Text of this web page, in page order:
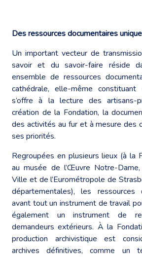
Des ressources documentaires
Un important vecteur de
savoir et du savoir-faire réside
ensemble de ressources
cathédrale, elle-même
s’offre à la lecture des artisans-
création de la Fondation, la
des activités au fur et à mesure des
ses priorités.
Regroupées en plusieurs lieux (à la
au musée de l’Œuvre Notre-
Ville et de l’Eurométropole de
départementales), les ressources
avant tout un instrument de travail
également un instrument de
demandeurs extérieurs. À la
production archivistique est
archives définitives, comme un